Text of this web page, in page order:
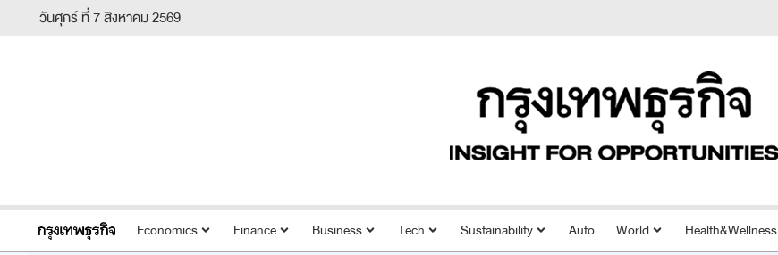
วันศุกร์ ที่ 7 สิงหาคม 2569
Economics Finance Business Tech Sustainability Auto World Health&Wellness